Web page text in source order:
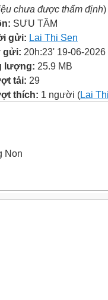
chưa được thẩm định)
SƯU TẦM
gửi: Lai Thi Sen
gửi: 20h:23' 19-06-2026
lượng: 25.9 MB
tải: 29
thích: 1 người (Lai
Non